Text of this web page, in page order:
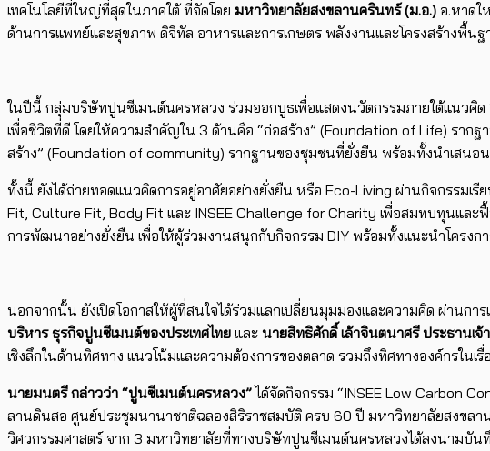
เทคโนโลยีที่ใหญ่ที่สุดในภาคใต้ ที่จัดโดย มหาวิทยาลัยสงขลานครินทร์(ม.อ.) อ.หาดใ
ด้านการแพทย์และสุขภาพ ดิจิทัล อาหารและการเกษตร พลังงานและโครงสร้างพื้น
ในปีนี้ กลุ่มบริษัทปูนซีเมนต์นครหลวง ร่วมออกบูธเพื่อแสดงนวัตกรรมภายใต้แนวคิด
เพื่อชีวิตที่ดี โดยให้ความสำคัญใน 3 ด้านคือ “ก่อสร้าง” (Foundation of Life) ราก
สร้าง” (Foundation of community) รากฐานของชุมชนที่ยั่งยืน พร้อมทั้งนำเสนอ
ทั้งนี้ ยังได้ถ่ายทอดแนวคิดการอยู่อาศัยอย่างยั่งยืน หรือ Eco-Living ผ่านกิจกรรมเ
Fit, Culture Fit, Body Fit และ INSEE Challenge for Charity เพื่อสมทบทุนแล
การพัฒนาอย่างยั่งยืน เพื่อให้ผู้ร่วมงานสนุกกับกิจกรรม DIY พร้อมทั้งแนะนำโครง
นอกจากนั้น ยังเปิดโอกาสให้ผู้ที่สนใจได้ร่วมแลกเปลี่ยนมุมมองและความคิด ผ่านก
บริหาร ธุรกิจปูนซีเมนต์ของประเทศไทย และ นายสิทธิศักดิ์ เล้าจินตนาศรี ประธานเ
เชิงลึกในด้านทิศทาง แนวโน้มและความต้องการของตลาด รวมถึงทิศทางองค์กรใ
นายมนตรี กล่าวว่า “ปูนซีเมนต์นครหลวง”ได้จัดกิจกรรม “INSEE Low Carbon
ลานดินสอ ศูนย์ประชุมนานาชาติฉลองสิริราชสมบัติ ครบ 60 ปี มหาวิทยาลัยสงขลา
วิศวกรรมศาสตร์ จาก 3 มหาวิทยาลัยที่ทางบริษัทปูนซีเมนต์นครหลวงได้ลงนามบัน